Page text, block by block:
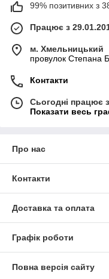
99% позитивних з
Працює з
м. Хмельницький
провулок Степана
Контакти
Сьогодні працює
Показати весь
Про нас
Контакти
Доставка та оплата
Графік роботи
Повна версія сайту